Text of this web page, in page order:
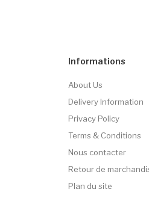
Informations
About Us
Delivery Information
Privacy Policy
Terms & Conditions
Nous contacter
Retour de
Plan du site